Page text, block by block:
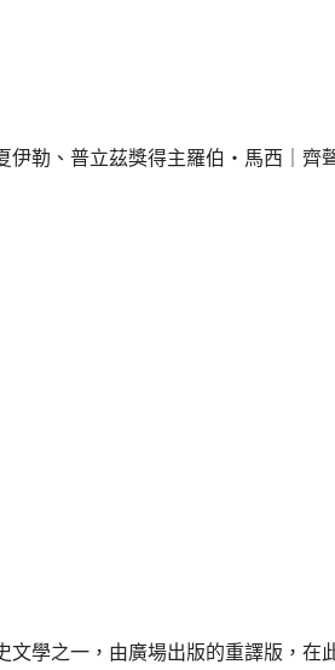
勒、普立茲獎得主羅伯‧馬西｜齊
之一，由廣場出版的重譯版，在